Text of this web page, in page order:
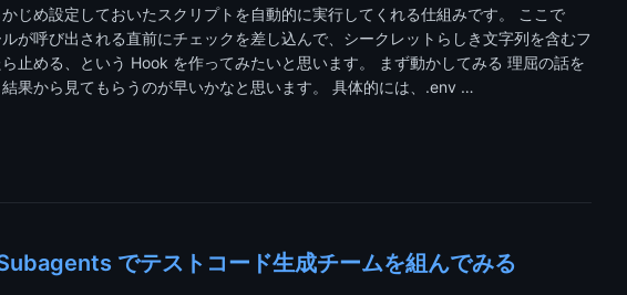
じめ設定しておいたスクリプトを自動的に実行してくれる仕組みです。 ここで
が呼び出される直前にチェックを差し込んで、シークレットらしき文字列を含むフ
止める、という Hook を作ってみたいと思います。 まず動かしてみる 理屈の話を
果から見てもらうのが早いかなと思います。 具体的には、.env …
でテストコード生成チームを組んでみる